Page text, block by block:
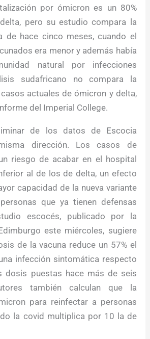
por ómicron es un 80%
pero su estudio compara la
de hace cinco meses, cuando el
era menor y además había
natural por infecciones
sudafricano no compara la
actuales de ómicron y delta,
del Imperial College.
de los datos de Escocia
dirección. Los casos de
riesgo de acabar en el hospital
al de los de delta, un efecto
capacidad de la nueva variante
que ya tienen defensas
escocés, publicado por la
este miércoles, sugiere
de la vacuna reduce un 57% el
infección sintomática respecto
dosis puestas hace más de seis
también calculan que la
para reinfectar a personas
la covid multiplica por 10 la de